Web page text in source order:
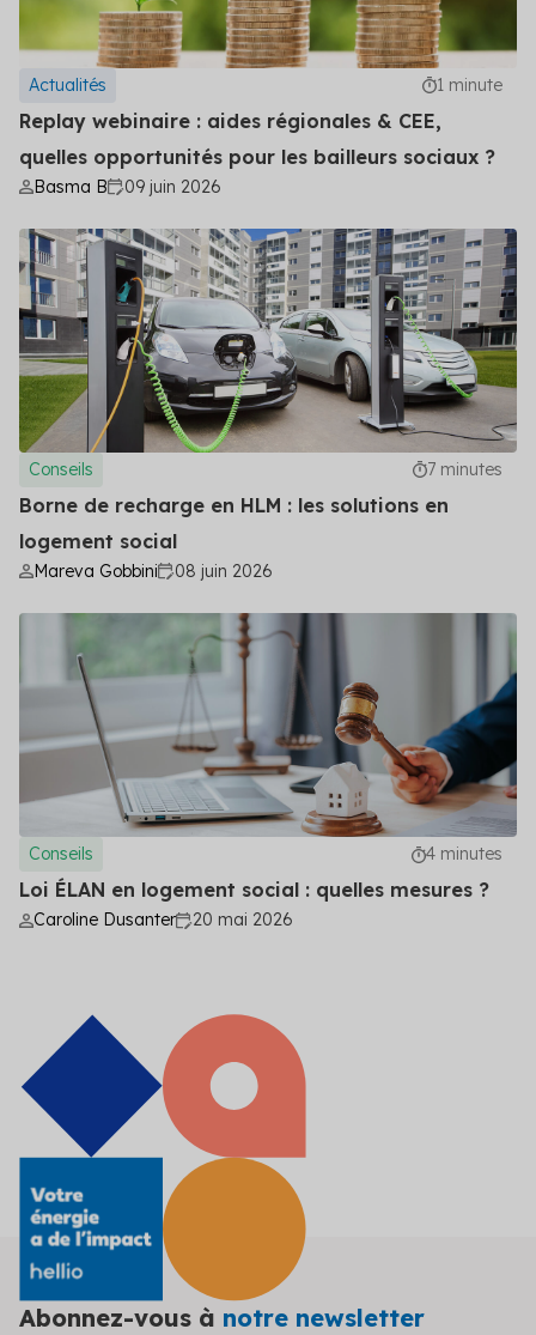
Actualités 1 minute
Replay webinaire : aides régionales & CEE,
quelles opportunités pour les bailleurs sociaux ?
Basma B 09 juin 2026
Conseils 7 minutes
Borne de recharge en HLM : les solutions en
logement social
Mareva Gobbini 08 juin 2026
Conseils 4 minutes
Loi ÉLAN en logement social : quelles mesures ?
Caroline Dusanter 20 mai 2026
Abonnez-vous à notre newsletter